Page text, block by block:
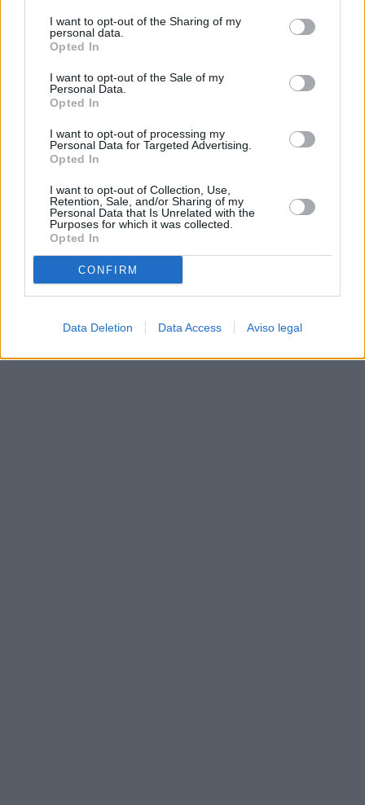
de su consentimiento, pero usted tiene el derecho de
rechazar tal procesamiento. Sus preferencias se aplicarán
cualquier momento entrando de nuevo en este sitio web o
visitando nuestra política de privacidad.
I want to opt-out of the Sharing of my
personal data.
Opted In
I want to opt-out of the Sale of my
Personal Data.
Opted In
I want to opt-out of processing my
Personal Data for Targeted Advertising.
Opted In
I want to opt-out of Collection, Use,
Retention, Sale, and/or Sharing of my
Personal Data that Is Unrelated with the
Purposes for which it was collected.
Opted In
CONFIRM
Data Deletion Data Access Aviso legal